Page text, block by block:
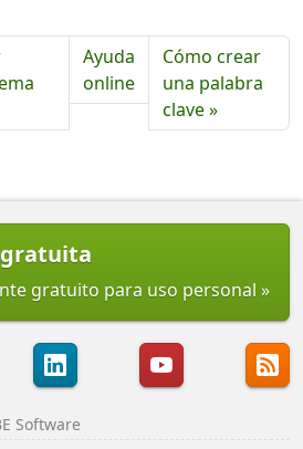
Ayuda
online
Cómo crear
una palabra
clave »
gratuita
gratuito para uso personal
Software